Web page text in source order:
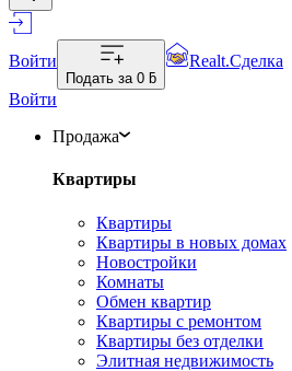
Войти
Подать за 0 ƃ
Realt.Сделка
Войти
Продажа
Квартиры
Квартиры
Квартиры в новых домах
Новостройки
Комнаты
Обмен квартир
Квартиры с ремонтом
Квартиры без отделки
Элитная недвижимость